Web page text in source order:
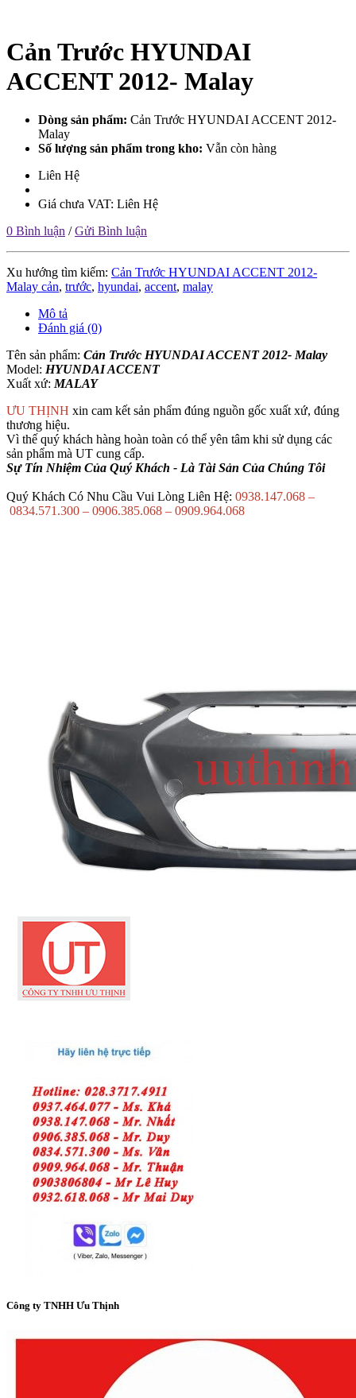
Cản Trước HYUNDAI
ACCENT 2012- Malay
Dòng sản phẩm: Cản Trước HYUNDAI ACCENT 2012-
Malay
Số lượng sản phẩm trong kho: Vẫn còn hàng
Liên Hệ
Giá chưa VAT: Liên Hệ
0 Bình luận /Gửi Bình luận
Xu hướng tìm kiếm: Cản Trước HYUNDAI ACCENT 2012-
Malay cản, trước, hyundai, accent, malay
Mô tả
Đánh giá (0)
Tên sản phẩm: Cản Trước HYUNDAI ACCENT 2012- Malay
Model: HYUNDAI ACCENT
Xuất xứ: MALAY
ƯU THỊNH xin cam kết sản phẩm đúng nguồn gốc xuất xứ, đúng
thương hiệu.
Vì thế quý khách hàng hoàn toàn có thể yên tâm khi sử dụng các
sản phẩm mà UT cung cấp.
Sự Tín Nhiệm Của Quý Khách - Là Tài Sản Của Chúng Tôi
Quý Khách Có Nhu Cầu Vui Lòng Liên Hệ: 0938.147.068 –
0834.571.300 – 0906.385.068 – 0909.964.068
Công ty TNHH Ưu Thịnh